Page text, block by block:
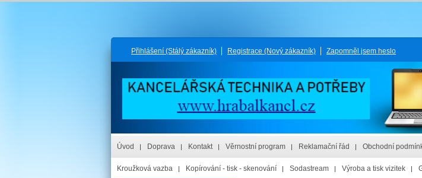
Přihlášení (Stálý zákazník) Registrace (Nový zákazník) Zapomněl jsem heslo
Úvod Doprava Kontakt Věrnostní program Reklamační řád Obchodní
Kroužková vazba Kopírování - tisk - skenování Sodastream Výroba a tisk vizitek